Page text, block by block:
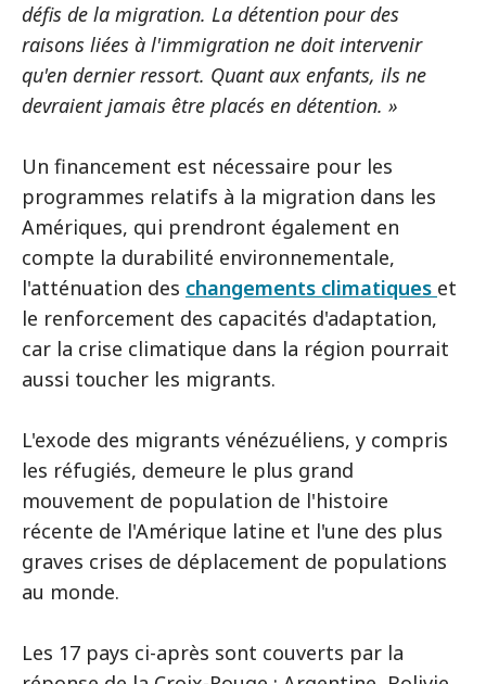
défis de la migration. La détention pour des
raisons liées à l'immigration ne doit intervenir
qu'en dernier ressort. Quant aux enfants, ils ne
devraient jamais être placés en détention. »
Un financement est nécessaire pour les
programmes relatifs à la migration dans les
Amériques, qui prendront également en
compte la durabilité environnementale,
l'atténuation des changements climatiques et
le renforcement des capacités d'adaptation,
car la crise climatique dans la région pourrait
aussi toucher les migrants.
L'exode des migrants vénézuéliens, y compris
les réfugiés, demeure le plus grand
mouvement de population de l'histoire
récente de l'Amérique latine et l'une des plus
graves crises de déplacement de populations
au monde.
Les 17 pays ci-après sont couverts par la